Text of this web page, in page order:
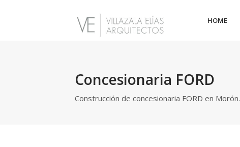
HOME
Concesionaria FORD
Construcción de concesionaria FORD en Morón.